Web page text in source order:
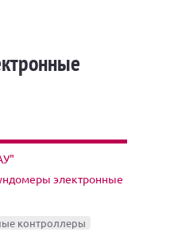
электронные
контроллеры